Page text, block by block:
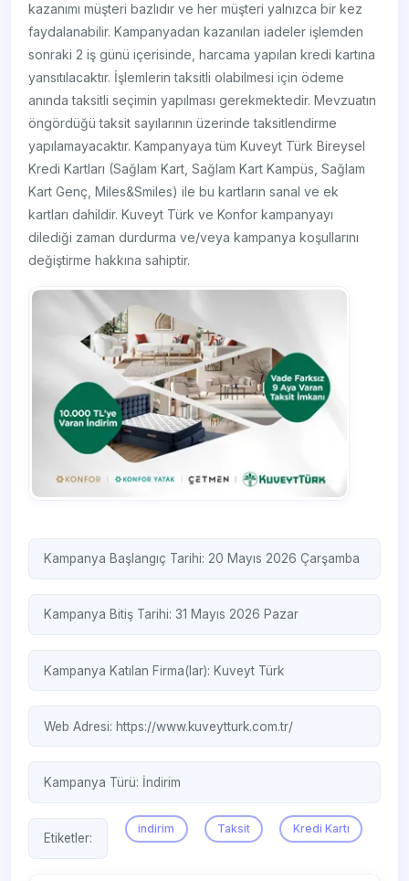
kazanımı müşteri bazlıdır ve her müşteri yalnızca bir kez
faydalanabilir. Kampanyadan kazanılan iadeler işlemden
sonraki 2 iş günü içerisinde, harcama yapılan kredi kartına
yansıtılacaktır. İşlemlerin taksitli olabilmesi için ödeme
anında taksitli seçimin yapılması gerekmektedir. Mevzuatın
öngördüğü taksit sayılarının üzerinde taksitlendirme
yapılamayacaktır. Kampanyaya tüm Kuveyt Türk Bireysel
Kredi Kartları (Sağlam Kart, Sağlam Kart Kampüs, Sağlam
Kart Genç, Miles&Smiles) ile bu kartların sanal ve ek
kartları dahildir. Kuveyt Türk ve Konfor kampanyayı
dilediği zaman durdurma ve/veya kampanya koşullarını
değiştirme hakkına sahiptir.
Kampanya Başlangıç Tarihi: 20 Mayıs 2026 Çarşamba
Kampanya Bitiş Tarihi: 31 Mayıs 2026 Pazar
Kampanya Katılan Firma(lar): Kuveyt Türk
Web Adresi: https://www.kuveytturk.com.tr/
Kampanya Türü: İndirim
Etiketler:
indirim Taksit Kredi Kartı